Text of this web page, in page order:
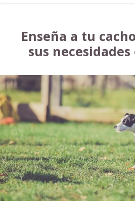
Enseña a tu
sus